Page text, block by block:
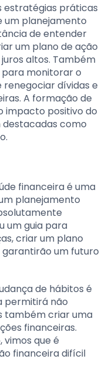
estratégias práticas
um planejamento
de entender
um plano de ação
altos. Também
monitorar o
renegociar dívidas e
A formação de
impacto positivo do
como
financeira é uma
planejamento
um guia para
criar um plano
um futuro
de hábitos é
permitirá não
também criar uma
financeiras.
vimos que é
financeira difícil